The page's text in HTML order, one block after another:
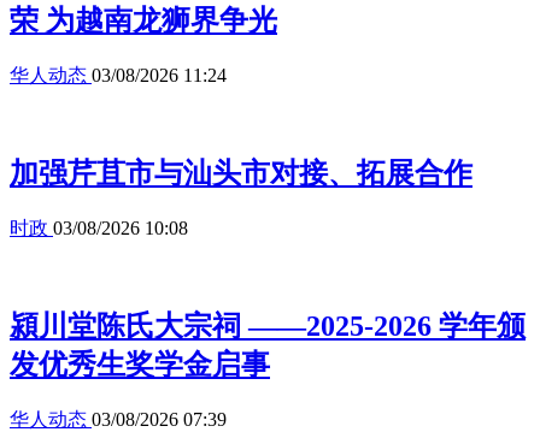
荣 为越南龙狮界争光
华人动态 03/08/2026 11:24
加强芹苴市与汕头市对接、拓展合作
时政 03/08/2026 10:08
潁川堂陈氏大宗祠 ——2025-2026 学年颁
发优秀生奖学金启事
华人动态 03/08/2026 07:39